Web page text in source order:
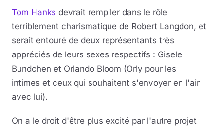
Tom Hanks devrait rempiler dans le rôle
terriblement charismatique de Robert Langdon, et
serait entouré de deux représentants très
appréciés de leurs sexes respectifs : Gisele
Bundchen et Orlando Bloom (Orly pour les
intimes et ceux qui souhaitent s'envoyer en l'air
avec lui).
On a le droit d'être plus excité par l'autre projet